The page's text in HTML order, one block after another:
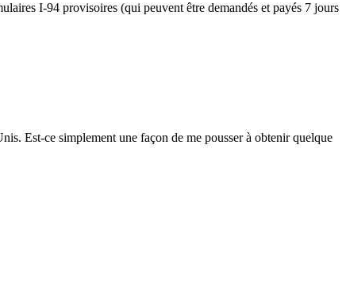
I-94 provisoires (qui peuvent être demandés et payés 7 jours
Est-ce simplement une façon de me pousser à obtenir quelque